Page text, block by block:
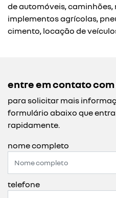
de automóveis,
implementos agrícolas,
cimento, locação de
entre em contato com
para solicitar mais
formulário abaixo que
rapidamente.
nome completo
telefone